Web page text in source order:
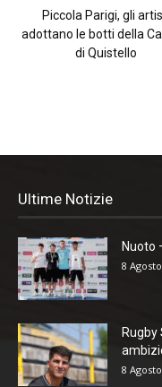
Piccola Parigi, gli
adottano le botti della
di Quistello
Ultime Notizie
Nuoto
8
Rugby
8